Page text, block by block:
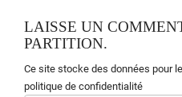
LAISSE UN
PARTITION.
Ce site stocke des données pour
politique de confidentialité